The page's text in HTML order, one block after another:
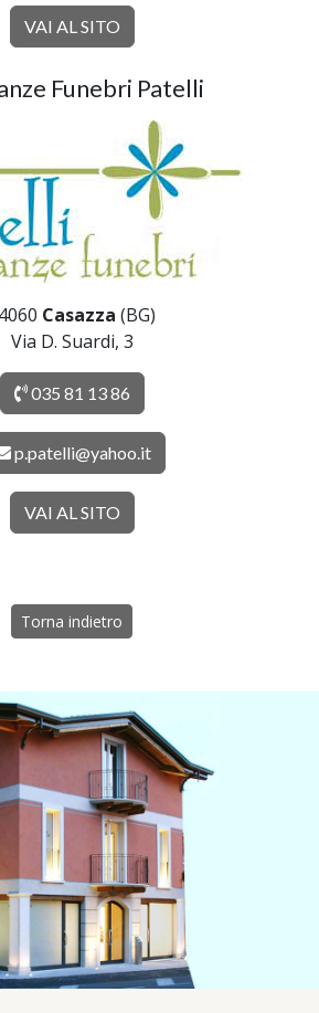
VAI AL SITO
Funebri Patelli
Casazza (BG)
Via D. Suardi, 3
035 81 13 86
p.patelli@yahoo.it
VAI AL SITO
Torna indietro